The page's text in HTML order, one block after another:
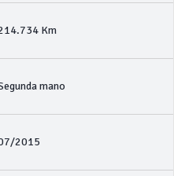
Km
mano
2015